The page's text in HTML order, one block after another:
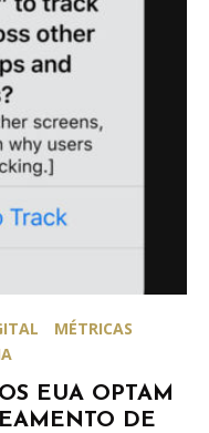
MÉTRICAS
EUA OPTAM
DE